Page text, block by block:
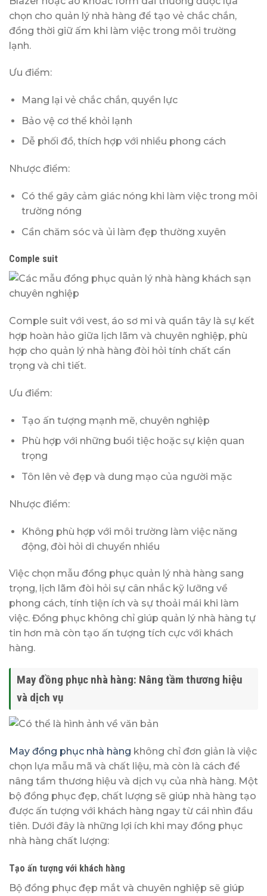
chọn cho quản lý nhà hàng để tạo vẻ chắc chắn,
đồng thời giữ ấm khi làm việc trong môi trường
lạnh.
Ưu điểm:
Mang lại vẻ chắc chắn, quyền lực
Bảo vệ cơ thể khỏi lạnh
Dễ phối đồ, thích hợp với nhiều phong cách
Nhược điểm:
Có thể gây cảm giác nóng khi làm việc trong môi
trường nóng
Cần chăm sóc và ủi làm đẹp thường xuyên
Comple suit
Comple suit với vest, áo sơ mi và quần tây là sự kết
hợp hoàn hảo giữa lịch lãm và chuyên nghiệp, phù
hợp cho quản lý nhà hàng đòi hỏi tính chất cẩn
trọng và chi tiết.
Ưu điểm:
Tạo ấn tượng mạnh mẽ, chuyên nghiệp
Phù hợp với những buổi tiệc hoặc sự kiện quan
trọng
Tôn lên vẻ đẹp và dung mạo của người mặc
Nhược điểm:
Không phù hợp với môi trường làm việc năng
động, đòi hỏi di chuyển nhiều
Việc chọn mẫu đồng phục quản lý nhà hàng sang
trọng, lịch lãm đòi hỏi sự cân nhắc kỹ lưỡng về
phong cách, tính tiện ích và sự thoải mái khi làm
việc. Đồng phục không chỉ giúp quản lý nhà hàng tự
tin hơn mà còn tạo ấn tượng tích cực với khách
hàng.
May đồng phục nhà hàng: Nâng tầm thương hiệu
và dịch vụ
May đồng phục nhà hàng không chỉ đơn giản là việc
chọn lựa mẫu mã và chất liệu, mà còn là cách để
nâng tầm thương hiệu và dịch vụ của nhà hàng. Một
bộ đồng phục đẹp, chất lượng sẽ giúp nhà hàng tạo
được ấn tượng với khách hàng ngay từ cái nhìn đầu
tiên. Dưới đây là những lợi ích khi may đồng phục
nhà hàng chất lượng:
Tạo ấn tượng với khách hàng
Bộ đồng phục đẹp mắt và chuyên nghiệp sẽ giúp